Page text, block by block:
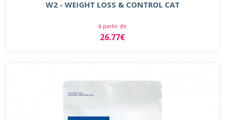
W2 - WEIGHT LOSS & CONTROL CAT
à partir de
26.77€